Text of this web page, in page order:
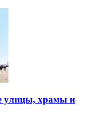
улицы, храмы и